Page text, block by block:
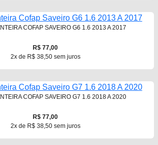
COFAP SAVEIRO G6 1.6 2013 A 2017
R$ 77,00
2x de R$ 38,50 sem juros
COFAP SAVEIRO G7 1.6 2018 A 2020
R$ 77,00
2x de R$ 38,50 sem juros